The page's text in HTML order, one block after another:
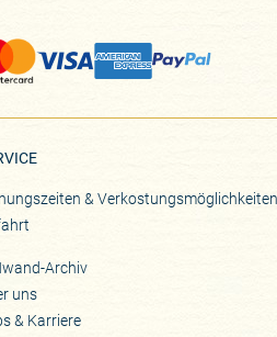
& Verkostungsmöglichkeiten
Archiv
uns
& Karriere